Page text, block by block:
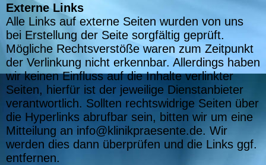
Externe Links
Alle Links auf externe Seiten wurden von uns
bei Erstellung der Seite sorgfältig geprüft.
Mögliche Rechtsverstöße waren zum Zeitpunkt
der Verlinkung nicht erkennbar. Allerdings haben
wir keinen Einfluss auf die Inhalte verlinkter
Seiten, hierfür ist der jeweilige Dienstanbieter
verantwortlich. Sollten rechtswidrige Seiten über
die Hyperlinks abrufbar sein, bitten wir um eine
Mitteilung an info@klinikpraesente.de. Wir
werden dies dann überprüfen und die Links ggf.
entfernen.